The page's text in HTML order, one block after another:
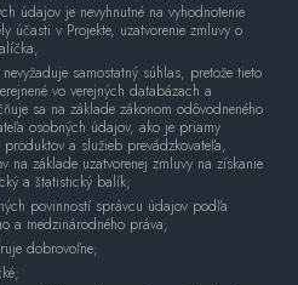
údajov je nevyhnutné na vyhodnotenie
účasti v Projekte, uzatvorenie zmluvy o
samostatný súhlas, pretože tieto
vo verejných databázach a
sa na základe zákonom odôvodneného
osobných údajov, ako je priamy
a služieb prevádzkovateľa,
na základe uzatvorenej zmluvy na získanie
a štatistický balík;
povinností správcu údajov podľa
a medzinárodného práva;
dobrovoľne;